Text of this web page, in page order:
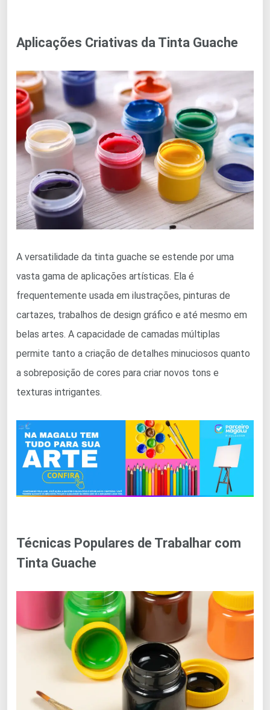
Aplicações Criativas da Tinta Guache
A versatilidade da tinta guache se estende por uma
vasta gama de aplicações artísticas. Ela é
frequentemente usada em ilustrações, pinturas de
cartazes, trabalhos de design gráfico e até mesmo em
belas artes. A capacidade de camadas múltiplas
permite tanto a criação de detalhes minuciosos quanto
a sobreposição de cores para criar novos tons e
texturas intrigantes.
Técnicas Populares de Trabalhar com
Tinta Guache